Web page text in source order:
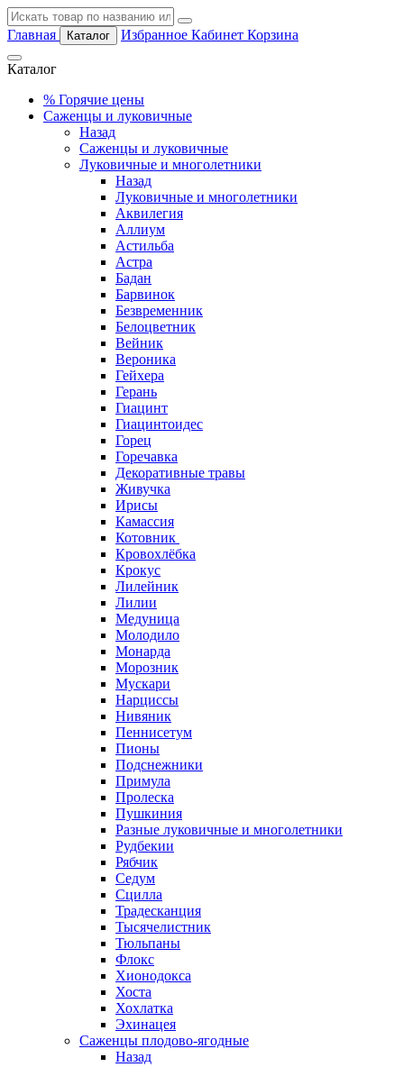
Главная Каталог Избранное Кабинет Корзина
Каталог
% Горячие цены
Саженцы и луковичные
Назад
Саженцы и луковичные
Луковичные и многолетники
Назад
Луковичные и многолетники
Аквилегия
Аллиум
Астильба
Астра
Бадан
Барвинок
Безвременник
Белоцветник
Вейник
Вероника
Гейхера
Герань
Гиацинт
Гиацинтоидес
Горец
Горечавка
Декоративные травы
Живучка
Ирисы
Камассия
Котовник
Кровохлёбка
Крокус
Лилейник
Лилии
Медуница
Молодило
Монарда
Морозник
Мускари
Нарциссы
Нивяник
Пеннисетум
Пионы
Подснежники
Примула
Пролеска
Пушкиния
Разные луковичные и многолетники
Рудбекии
Рябчик
Седум
Сцилла
Традесканция
Тысячелистник
Тюльпаны
Флокс
Хионодокса
Хоста
Хохлатка
Эхинацея
Саженцы плодово-ягодные
Назад